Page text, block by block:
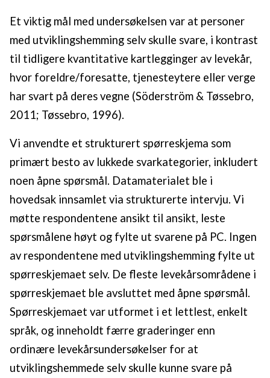
Et viktig mål med undersøkelsen var at personer
med utviklingshemming selv skulle svare, i kontrast
til tidligere kvantitative kartlegginger av levekår,
hvor foreldre/foresatte, tjenesteytere eller verge
har svart på deres vegne (Söderström & Tøssebro,
2011; Tøssebro, 1996).
Vi anvendte et strukturert spørreskjema som
primært besto av lukkede svarkategorier, inkludert
noen åpne spørsmål. Datamaterialet ble i
hovedsak innsamlet via strukturerte intervju. Vi
møtte respondentene ansikt til ansikt, leste
spørsmålene høyt og fylte ut svarene på PC. Ingen
av respondentene med utviklingshemming fylte ut
spørreskjemaet selv. De fleste levekårsområdene i
spørreskjemaet ble avsluttet med åpne spørsmål.
Spørreskjemaet var utformet i et lettlest, enkelt
språk, og inneholdt færre graderinger enn
ordinære levekårsundersøkelser for at
utviklingshemmede selv skulle kunne svare på